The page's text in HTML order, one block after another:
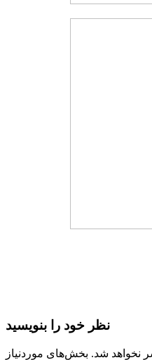
نظر خود را بنویسید
نخواهد شد. بخش‌های موردنیاز